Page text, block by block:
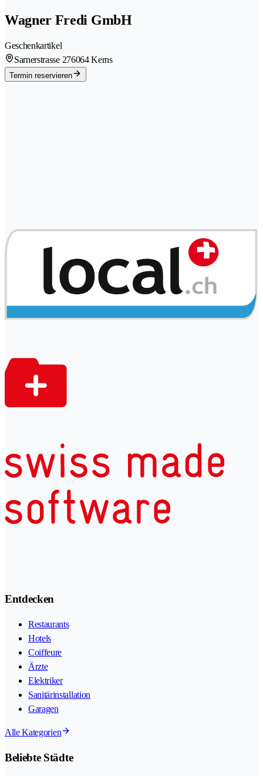
Wagner Fredi GmbH
Geschenkartikel
Sarnerstrasse 276064 Kerns
Termin reservieren
Entdecken
Restaurants
Hotels
Coiffeure
Ärzte
Elektriker
Sanitärinstallation
Garagen
Alle Kategorien
Beliebte Städte